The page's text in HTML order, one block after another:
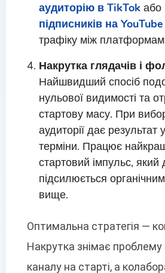
аудиторію в TikTok або
підписників на YouTube
трафіку між
Накрутка глядачів і
Найшвидший спосіб
нульової видимості та
стартову масу. При
аудиторії дає результат
терміни. Працює
стартовий імпульс, який
підсилюється
вище.
Оптимальна стратегія —
Накрутка знімає
каналу на старті, а